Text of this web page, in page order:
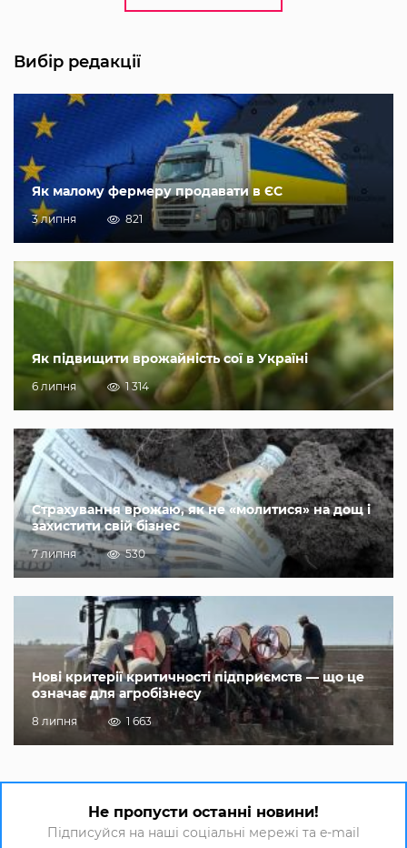
Вибір редакції
Як малому фермеру продавати в ЄС
3 липня 821
Як підвищити врожайність сої в Україні
6 липня 1 314
Страхування врожаю, як не «молитися» на дощ і
захистити свій бізнес
7 липня 530
Нові критерії критичності підприємств — що це
означає для агробізнесу
8 липня 1 663
Не пропусти останні новини!
Підписуйся на наші соціальні мережі та e-mail